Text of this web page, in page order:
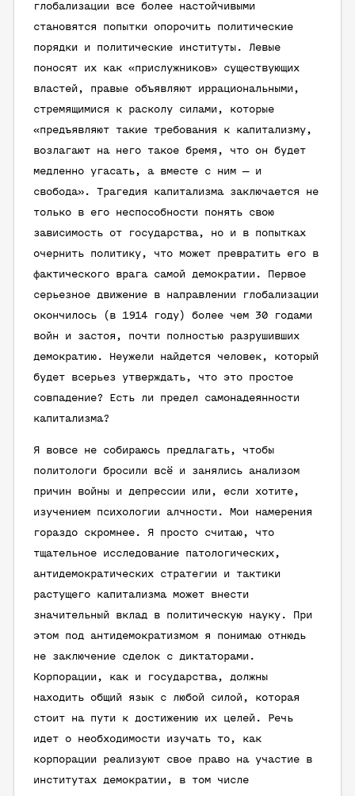
глобализации все более настойчивыми
становятся попытки опорочить политические
порядки и политические институты. Левые
поносят их как «прислужников» существующих
властей, правые объявляют иррациональными,
стремящимися к расколу силами, которые
«предъявляют такие требования к капитализму,
возлагают на него такое бремя, что он будет
медленно угасать, а вместе с ним — и
свобода». Трагедия капитализма заключается не
только в его неспособности понять свою
зависимость от государства, но и в попытках
очернить политику, что может превратить его в
фактического врага самой демократии. Первое
серьезное движение в направлении глобализации
окончилось (в 1914 году) более чем 30 годами
войн и застоя, почти полностью разрушивших
демократию. Неужели найдется человек, который
будет всерьез утверждать, что это простое
совпадение? Есть ли предел самонадеянности
капитализма?
Я вовсе не собираюсь предлагать, чтобы
политологи бросили всё и занялись анализом
причин войны и депрессии или, если хотите,
изучением психологии алчности. Мои намерения
гораздо скромнее. Я просто считаю, что
тщательное исследование патологических,
антидемократических стратегии и тактики
растущего капитализма может внести
значительный вклад в политическую науку. При
этом под антидемократизмом я понимаю отнюдь
не заключение сделок с диктаторами.
Корпорации, как и государства, должны
находить общий язык с любой силой, которая
стоит на пути к достижению их целей. Речь
идет о необходимости изучать то, как
корпорации реализуют свое право на участие в
институтах демократии, в том числе